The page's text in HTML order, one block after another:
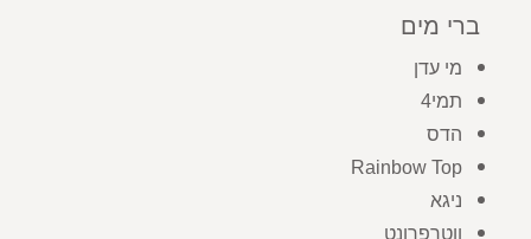
ברי מים
מי עדן
תמי4
הדס
Rainbow Top
ניגא
ווטרפרונט